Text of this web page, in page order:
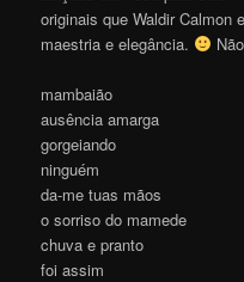
originais que Waldir Calmon
maestria e elegância.
mambaião
ausência amarga
gorgeiando
ninguém
da-me tuas mãos
o sorriso do mamede
chuva e pranto
foi assim